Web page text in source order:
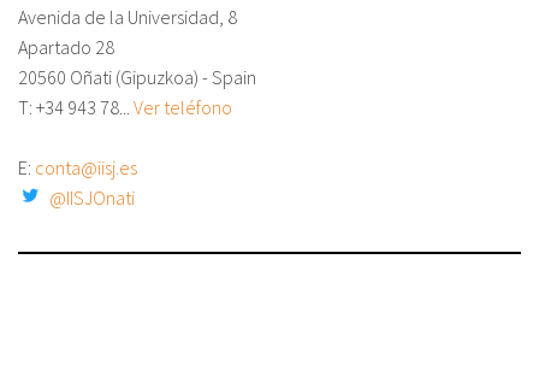
FAQ
Oñati
Galería de fotos
Avenida de la Universidad, 8
Apartado 28
20560 Oñati (Gipuzkoa) - Spain
T: +34 943 78... Ver teléfono
E: conta@iisj.es
@IISJOnati